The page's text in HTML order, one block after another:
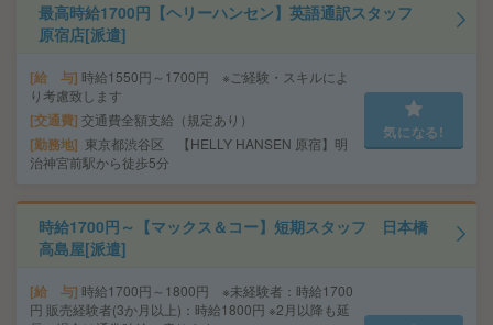
最高時給1700円【ヘリーハンセン】英語通訳スタッフ
原宿店[派遣]
給 与 時給1550円～1700円 ※ご経験・スキルによ
り考慮致します
交通費 交通費全額支給（規定あり）
勤務地
東京都渋谷区 【HELLY HANSEN 原宿】明
治神宮前駅から徒歩5分
気になる!
時給1700円～【マックス＆コー】短期スタッフ 日本橋
高島屋[派遣]
給 与 時給1700円～1800円 ※未経験者：時給1700
円 販売経験者(3か月以上)：時給1800円 ※2月以降も延